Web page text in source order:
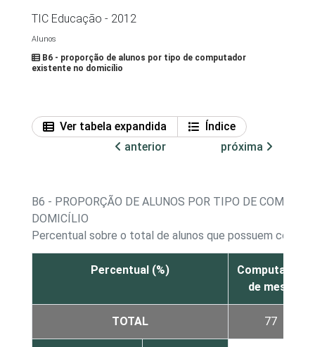
TIC Educação - 2012
Alunos
B6 - proporção de alunos por tipo de computador
existente no domicílio
Ver tabela expandida
Índice
anterior
próxima
B6 - PROPORÇÃO DE ALUNOS POR TIPO DE
DOMICÍLIO
Percentual sobre o total de alunos que possuem
Percentual (%)
Computador
de mesa
TOTAL 77